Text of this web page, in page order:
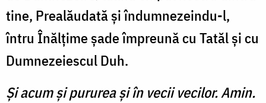
tine, Prealăudată şi îndumnezeindu-l,
întru Înălţime şade împreună cu Tatăl şi cu
Dumnezeiescul Duh.
Şi acum şi pururea şi în vecii vecilor. Amin.